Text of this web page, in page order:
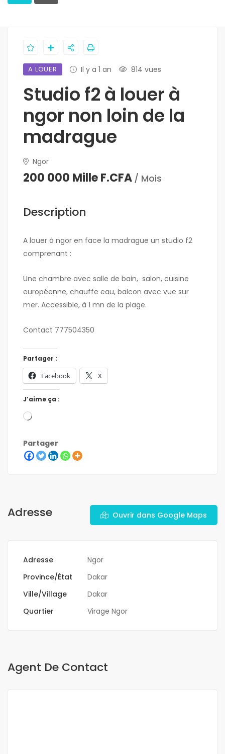
A LOUER Il y a 1 an 814 vues
Studio f2 à louer à
ngor non loin de la
madrague
Ngor
200 000 Mille F.CFA / Mois
Description
A louer à ngor en face la madrague un studio f2
comprenant :
Une chambre avec salle de bain, salon, cuisine
européenne, chauffe eau, balcon avec vue sur
mer. Accessible, à 1 mn de la plage.
Contact 777504350
Partager :
Facebook X
J’aime ça :
Partager
Adresse Ouvrir dans Google Maps
Adresse
Ngor
Province/État
Dakar
Ville/Village
Dakar
Quartier
Virage Ngor
Agent De Contact